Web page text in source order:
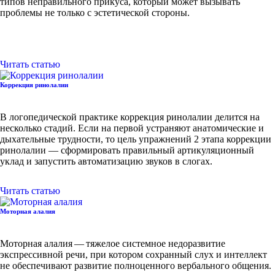
проблемы не только с эстетической стороны.
Читать статью
Коррекция ринолалии
В логопедической практике коррекция ринолалии делится на
несколько стадий. Если на первой устраняют анатомические и
дыхательные трудности, то цель упражнений 2 этапа коррекции
ринолалии — сформировать правильный артикуляционный
уклад и запустить автоматизацию звуков в слогах.
Читать статью
Моторная алалия
Моторная алалия — тяжелое системное недоразвитие
экспрессивной речи, при котором сохранный слух и интеллект
не обеспечивают развитие полноценного вербального общения.